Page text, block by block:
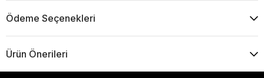
Ödeme Seçenekleri
Ürün Önerileri